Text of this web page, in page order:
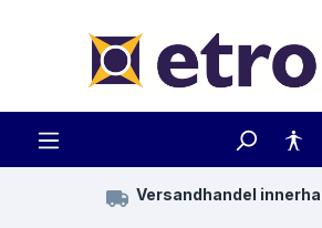
Versandhandel